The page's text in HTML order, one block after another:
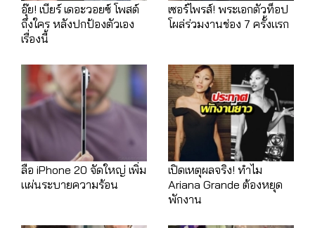
อุ๊ย! เบียร์ เดอะวอยซ์ โพสต์
ถึงใคร หลังปกป้องตัวเอง
เรื่องนี้
เซอร์ไพรส์! พระเอกตัวท็อป
โผล่ร่วมงานช่อง 7 ครั้งแรก
ลือ iPhone 20 จัดใหญ่ เพิ่ม
แผ่นระบายความร้อน
เปิดเหตุผลจริง! ทำไม
Ariana Grande ต้องหยุด
พักงาน